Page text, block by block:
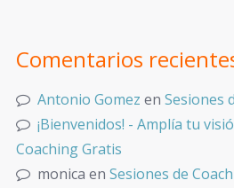
Comentarios
Antonio Gomez en Sesiones
¡Bienvenidos! - Amplía tu
Coaching Gratis
monica en Sesiones de